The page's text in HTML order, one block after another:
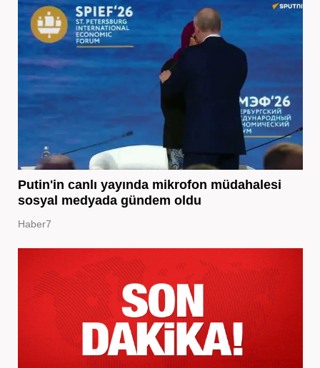
Putin'in canlı yayında mikrofon müdahalesi
sosyal medyada gündem oldu
Haber7